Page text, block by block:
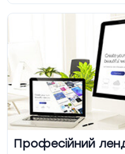
Професійний